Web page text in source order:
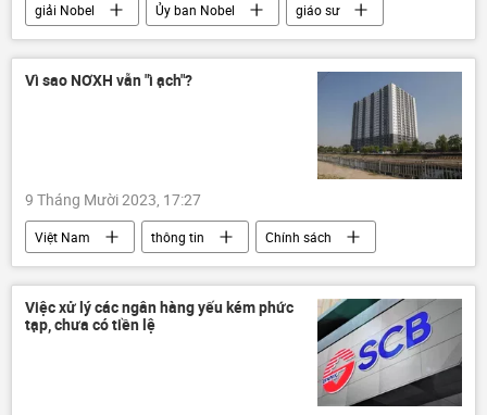
giải Nobel Ủy ban Nobel
giáo sư
Thế giới
Kinh tế
Vì sao NƠXH vẫn "ì ạch"?
9 Tháng Mười 2023, 17:27
Việt Nam thông tin
Chính sách
nhà
bất động sản Chính phủ
Việc xử lý các ngân hàng yếu kém phức
tạp, chưa có tiền lệ